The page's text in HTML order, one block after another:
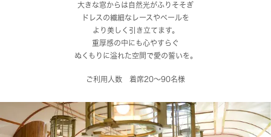
大きな窓からは自然光がふりそそぎ
ドレスの繊細なレースやベールを
より美しく引き立てます。
重厚感の中にも心やすらぐ
ぬくもりに溢れた空間で愛の誓いを。
ご利用人数 着席20～90名様